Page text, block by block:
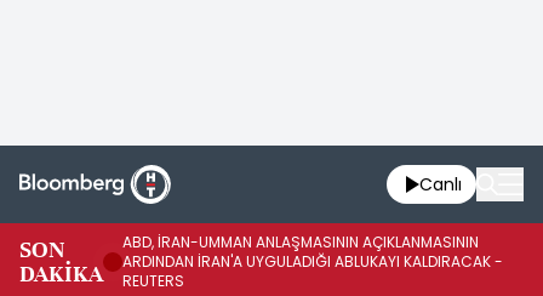
Canlı
SON
DAKİKA
ABD, İRAN-UMMAN ANLAŞMASININ AÇIKLANMASININ
ARDINDAN İRAN'A UYGULADIĞI ABLUKAYI KALDIRACAK -
REUTERS